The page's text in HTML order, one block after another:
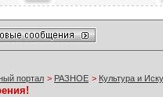
портал > РАЗНОЕ > Культура и